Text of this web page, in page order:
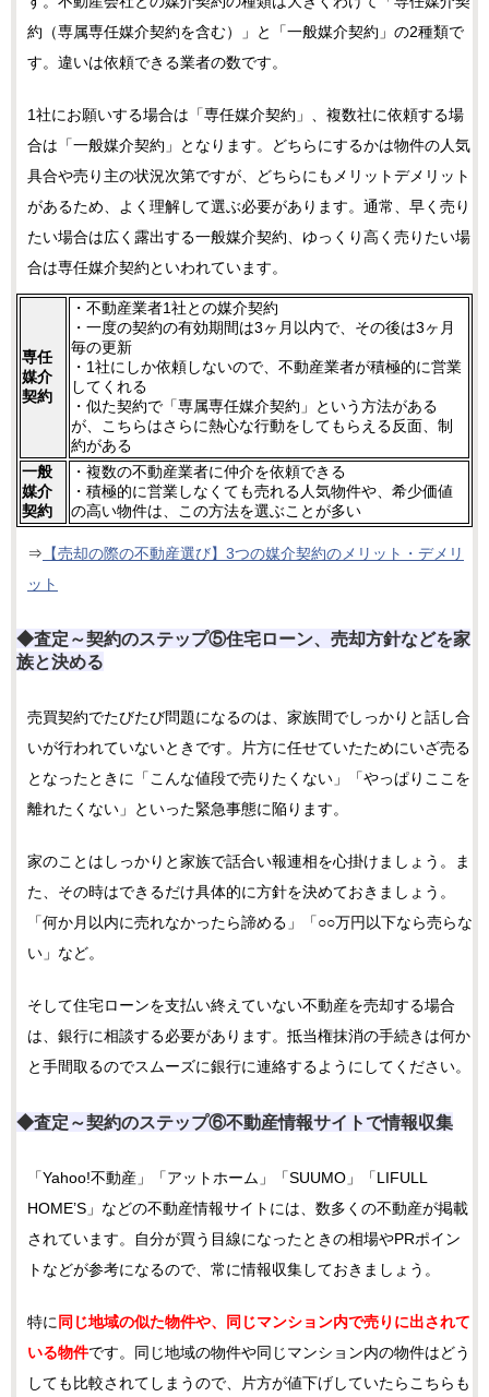
約（専属専任媒介契約を含む）」と「一般媒介契約」の2種類で
す。違いは依頼できる業者の数です。
1社にお願いする場合は「専任媒介契約」、複数社に依頼する場
合は「一般媒介契約」となります。どちらにするかは物件の人気
具合や売り主の状況次第ですが、どちらにもメリットデメリット
があるため、よく理解して選ぶ必要があります。通常、早く売り
たい場合は広く露出する一般媒介契約、ゆっくり高く売りたい場
合は専任媒介契約といわれています。
専任
媒介
契約
・不動産業者1社との媒介契約
・一度の契約の有効期間は3ヶ月以内で、その後は3ヶ月
毎の更新
・1社にしか依頼しないので、不動産業者が積極的に営業
してくれる
・似た契約で「専属専任媒介契約」という方法がある
が、こちらはさらに熱心な行動をしてもらえる反面、制
約がある
一般
媒介
契約
・複数の不動産業者に仲介を依頼できる
・積極的に営業しなくても売れる人気物件や、希少価値
の高い物件は、この方法を選ぶことが多い
⇒ 【売却の際の不動産選び】3つの媒介契約のメリット・デメリ
ット
◆査定～契約のステップ⑤住宅ローン、売却方針などを家
族と決める
売買契約でたびたび問題になるのは、家族間でしっかりと話し合
いが行われていないときです。片方に任せていたためにいざ売る
となったときに「こんな値段で売りたくない」「やっぱりここを
離れたくない」といった緊急事態に陥ります。
家のことはしっかりと家族で話合い報連相を心掛けましょう。ま
た、その時はできるだけ具体的に方針を決めておきましょう。
「何か月以内に売れなかったら諦める」「○○万円以下なら売らな
い」など。
そして住宅ローンを支払い終えていない不動産を売却する場合
は、銀行に相談する必要があります。抵当権抹消の手続きは何か
と手間取るのでスムーズに銀行に連絡するようにしてください。
◆査定～契約のステップ⑥不動産情報サイトで情報収集
「Yahoo!不動産」「アットホーム」「SUUMO」「LIFULL
HOME’S」などの不動産情報サイトには、数多くの不動産が掲載
されています。自分が買う目線になったときの相場やPRポイン
トなどが参考になるので、常に情報収集しておきましょう。
特に 同じ地域の似た物件や、同じマンション内で売りに出されて
いる物件です。同じ地域の物件や同じマンション内の物件はどう
しても比較されてしまうので、片方が値下げしていたらこちらも